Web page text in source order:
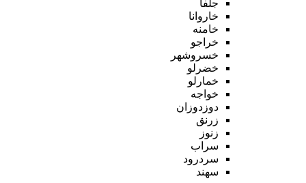
جلفا
خاروانا
خامنه
خراجو
خسروشهر
خضرلو
خمارلو
خواجه
دوزدوزان
زرنق
زنوز
سراب
سردرود
سهند